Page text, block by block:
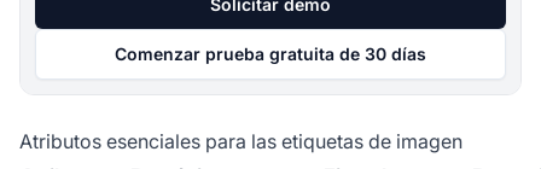
Solicitar demo
Comenzar prueba gratuita de 30 días
Atributos esenciales para las etiquetas de imagen